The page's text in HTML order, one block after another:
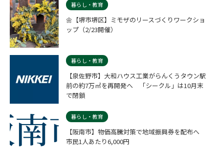
暮らし・教育
🌼【堺市堺区】ミモザのリースづくりワークショ
ップ（2/23開催）
暮らし・教育
【泉佐野市】大和ハウス工業がらんくうタウン駅
前の約7万㎡を再開発へ 「シークル」は10月末
で閉鎖
暮らし・教育
【阪南市】物価高騰対策で地域振興券を配布へ
市民1人あたり6,000円